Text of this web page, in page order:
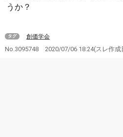
うか？
タグ 創価学会
No.3095748 2020/07/06 18:24(スレ作成